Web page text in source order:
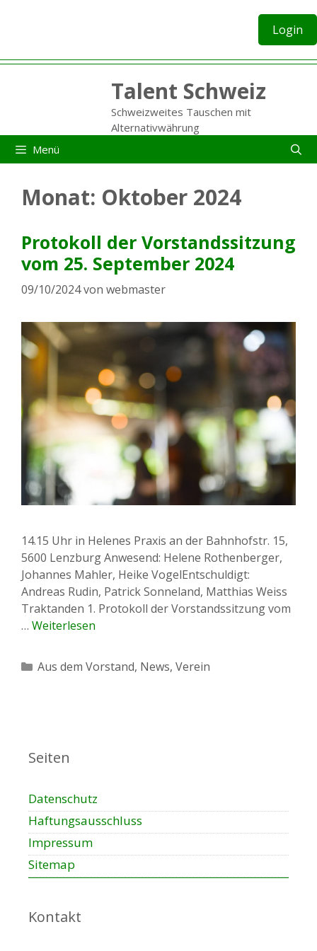
Login
Talent Schweiz
Schweizweites Tauschen mit
Alternativwährung
Menü
Monat: Oktober 2024
Protokoll der Vorstandssitzung
vom 25. September 2024
09/10/2024von webmaster
14.15 Uhr in Helenes Praxis an der Bahnhofstr. 15,
5600 Lenzburg Anwesend: Helene Rothenberger,
Johannes Mahler, Heike VogelEntschuldigt:
Andreas Rudin, Patrick Sonneland, Matthias Weiss
Traktanden 1. Protokoll der Vorstandssitzung vom
… Weiterlesen
Kategorien
Aus dem Vorstand, News, Verein
Seiten
Datenschutz
Haftungsausschluss
Impressum
Sitemap
Kontakt